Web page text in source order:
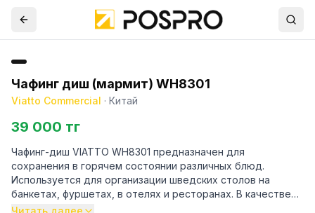
Чафинг диш (мармит) WH8301
Viatto Commercial · Китай
39 000 тг
Чафинг-диш VIATTO WH8301 предназначен для
сохранения в горячем состоянии различных блюд.
Используется для организации шведских столов на
банкетах, фуршетах, в отелях и ресторанах. В качестве
элемента нагрева используется горелка, поэтому данный
Читать далее